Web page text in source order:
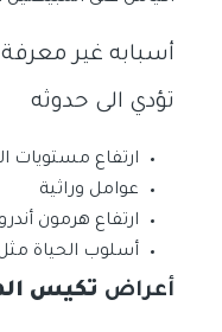
أسبابه غير
تؤدي الى حدوثه
ارتفاع مستويات
عوامل وراثية
ارتفاع هرمون
أسلوب الحياة
أعراض تكيس